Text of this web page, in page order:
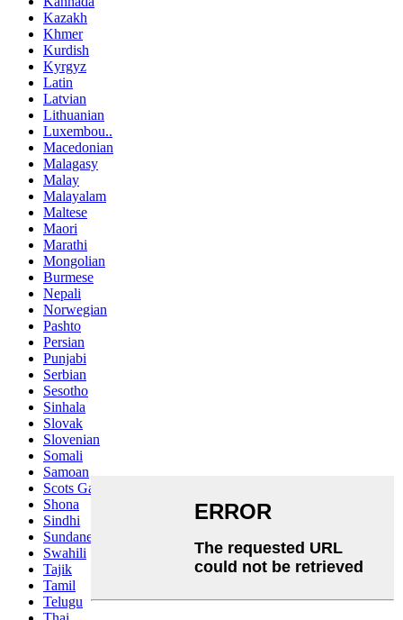
Kazakh
Khmer
Kurdish
Kyrgyz
Latin
Latvian
Lithuanian
Luxembou..
Macedonian
Malagasy
Malay
Malayalam
Maltese
Maori
Marathi
Mongolian
Burmese
Nepali
Norwegian
Pashto
Persian
Punjabi
Serbian
Sesotho
Sinhala
Slovak
Slovenian
Somali
Samoan
Scots Gaelic
Shona
Sindhi
Sundanese
Swahili
Tajik
Tamil
Telugu